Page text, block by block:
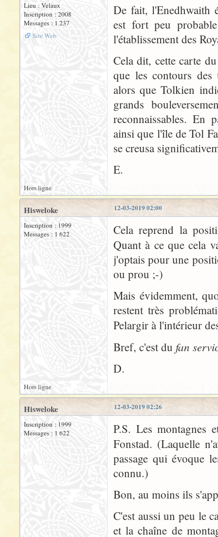
Lieu : Velaux
Inscription : 2008
Messages : 1 237
Site Web
De fait, l'Enedhwaith
est fort peu
l'établissement des
Cela dit, cette carte
que les contours des
alors que Tolkien
grands
reconnaissables. En
ainsi que l'île de Tol
se creusa
E.
Hors ligne
12-03-2019 02:00
Hisweloke
Inscription : 1999
Messages : 1 622
Cela reprend la
Quant à ce que cela
j'optais pour une
ou prou ;-)
Mais évidemment,
restent très
Pelargir à l'intérieur
Bref, c'est du fan
D.
Hors ligne
12-03-2019 02:26
Hisweloke
Inscription : 1999
Messages : 1 622
P.S. Les montagnes
Fonstad. (Laquelle
passage qui évoque
connu.)
Bon, au moins ils
C'est aussi un peu le
et la chaîne de